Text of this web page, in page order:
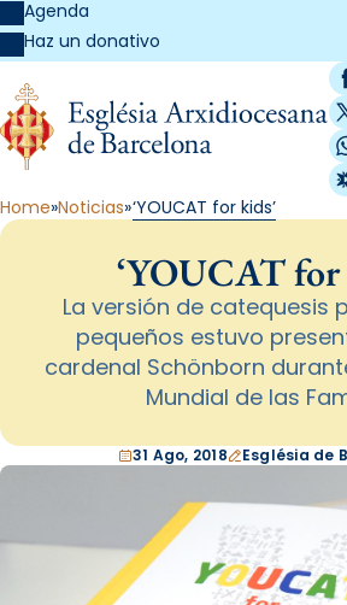
Agenda
Haz un donativo
Home Noticias ‘YOUCAT for kids’
‘YOUCAT for
La versión de catequesis
pequeños estuvo
cardenal Schönborn
Mundial de las
31 Ago, 2018 Església de